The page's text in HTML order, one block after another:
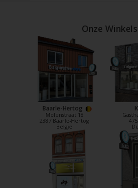
Onze Winkels
Baarle-Hertog
Molenstraat 18
2387 Baarle-Hertog
België